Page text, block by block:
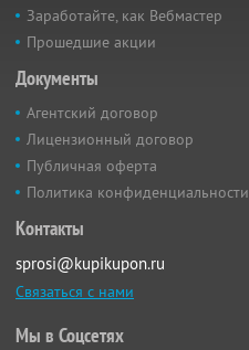
Заработайте, как Вебмастер
Прошедшие акции
Документы
Агентский договор
Лицензионный договор
Публичная оферта
Политика конфиденциальности
Контакты
sprosi@kupikupon.ru
Связаться с нами
Мы в Соцсетях